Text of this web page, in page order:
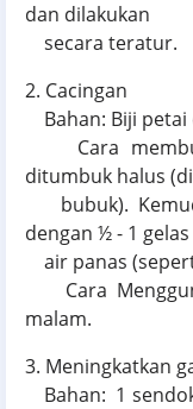
dan dilakukan
secara teratur.
2. Cacingan
Bahan: Biji petai
Cara
ditumbuk halus
bubuk).
dengan ½ - 1 gelas
air panas
Cara
malam.
3. Meningkatkan
Bahan: 1